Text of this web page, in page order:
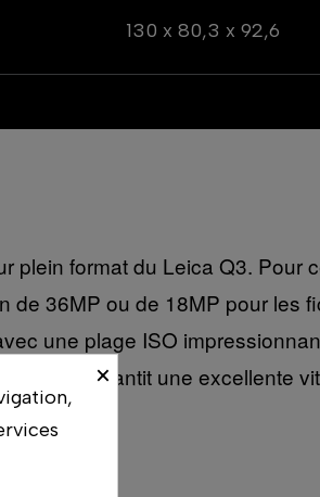
130 x 80,3 x 92,6
plein format du Leica Q3. Pour
de 36MP ou de 18MP pour les
une plage ISO
L² garantit une excellente
×